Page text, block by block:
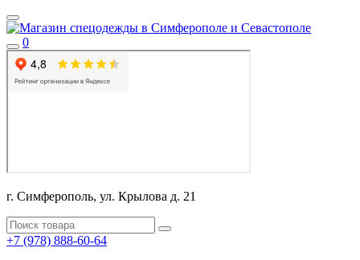
0
г. Симферополь, ул. Крылова д. 21
+7 (978) 888-60-64